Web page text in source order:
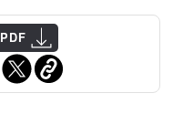
PDF